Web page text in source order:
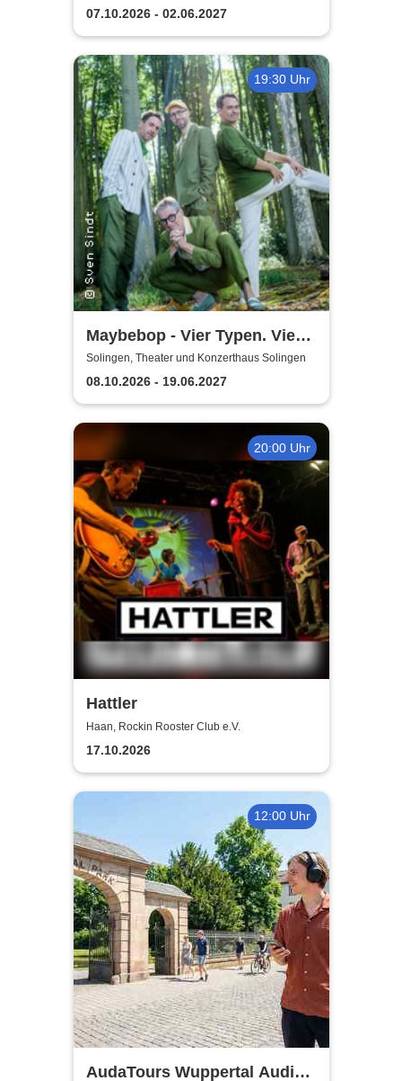
07.10.2026 - 02.06.2027
19:30 Uhr
Maybebop - Vier Typen. Vier
Mikrofone. Sonst nichts.
Solingen, Theater und Konzerthaus Solingen
08.10.2026 - 19.06.2027
20:00 Uhr
Hattler
Haan, Rockin Rooster Club e.V.
17.10.2026
12:00 Uhr
AudaTours Wuppertal Audio-